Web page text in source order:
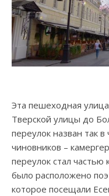
Эта пешеходная
Тверской улицы до
переулок назван так
чиновников –
переулок стал частью
было расположено
которое посещали